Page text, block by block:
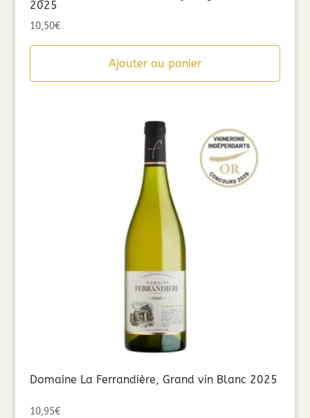
2025
10,50€
Ajouter au panier
Domaine La Ferrandière, Grand vin Blanc 2025
10,95€